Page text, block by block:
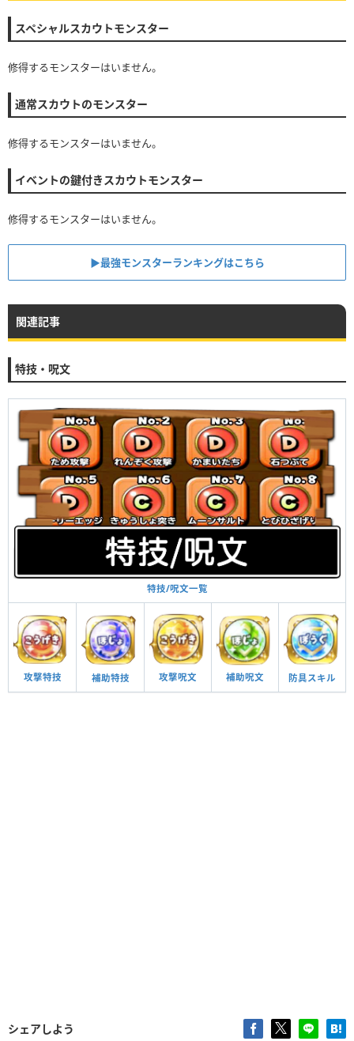
スペシャルスカウトモンスター
修得するモンスターはいません。
通常スカウトのモンスター
修得するモンスターはいません。
イベントの鍵付きスカウトモンスター
修得するモンスターはいません。
▶︎最強モンスターランキングはこちら
関連記事
特技・呪文
特技/呪文一覧
攻撃特技 補助特技 攻撃呪文 補助呪文 防具スキル
シェアしよう